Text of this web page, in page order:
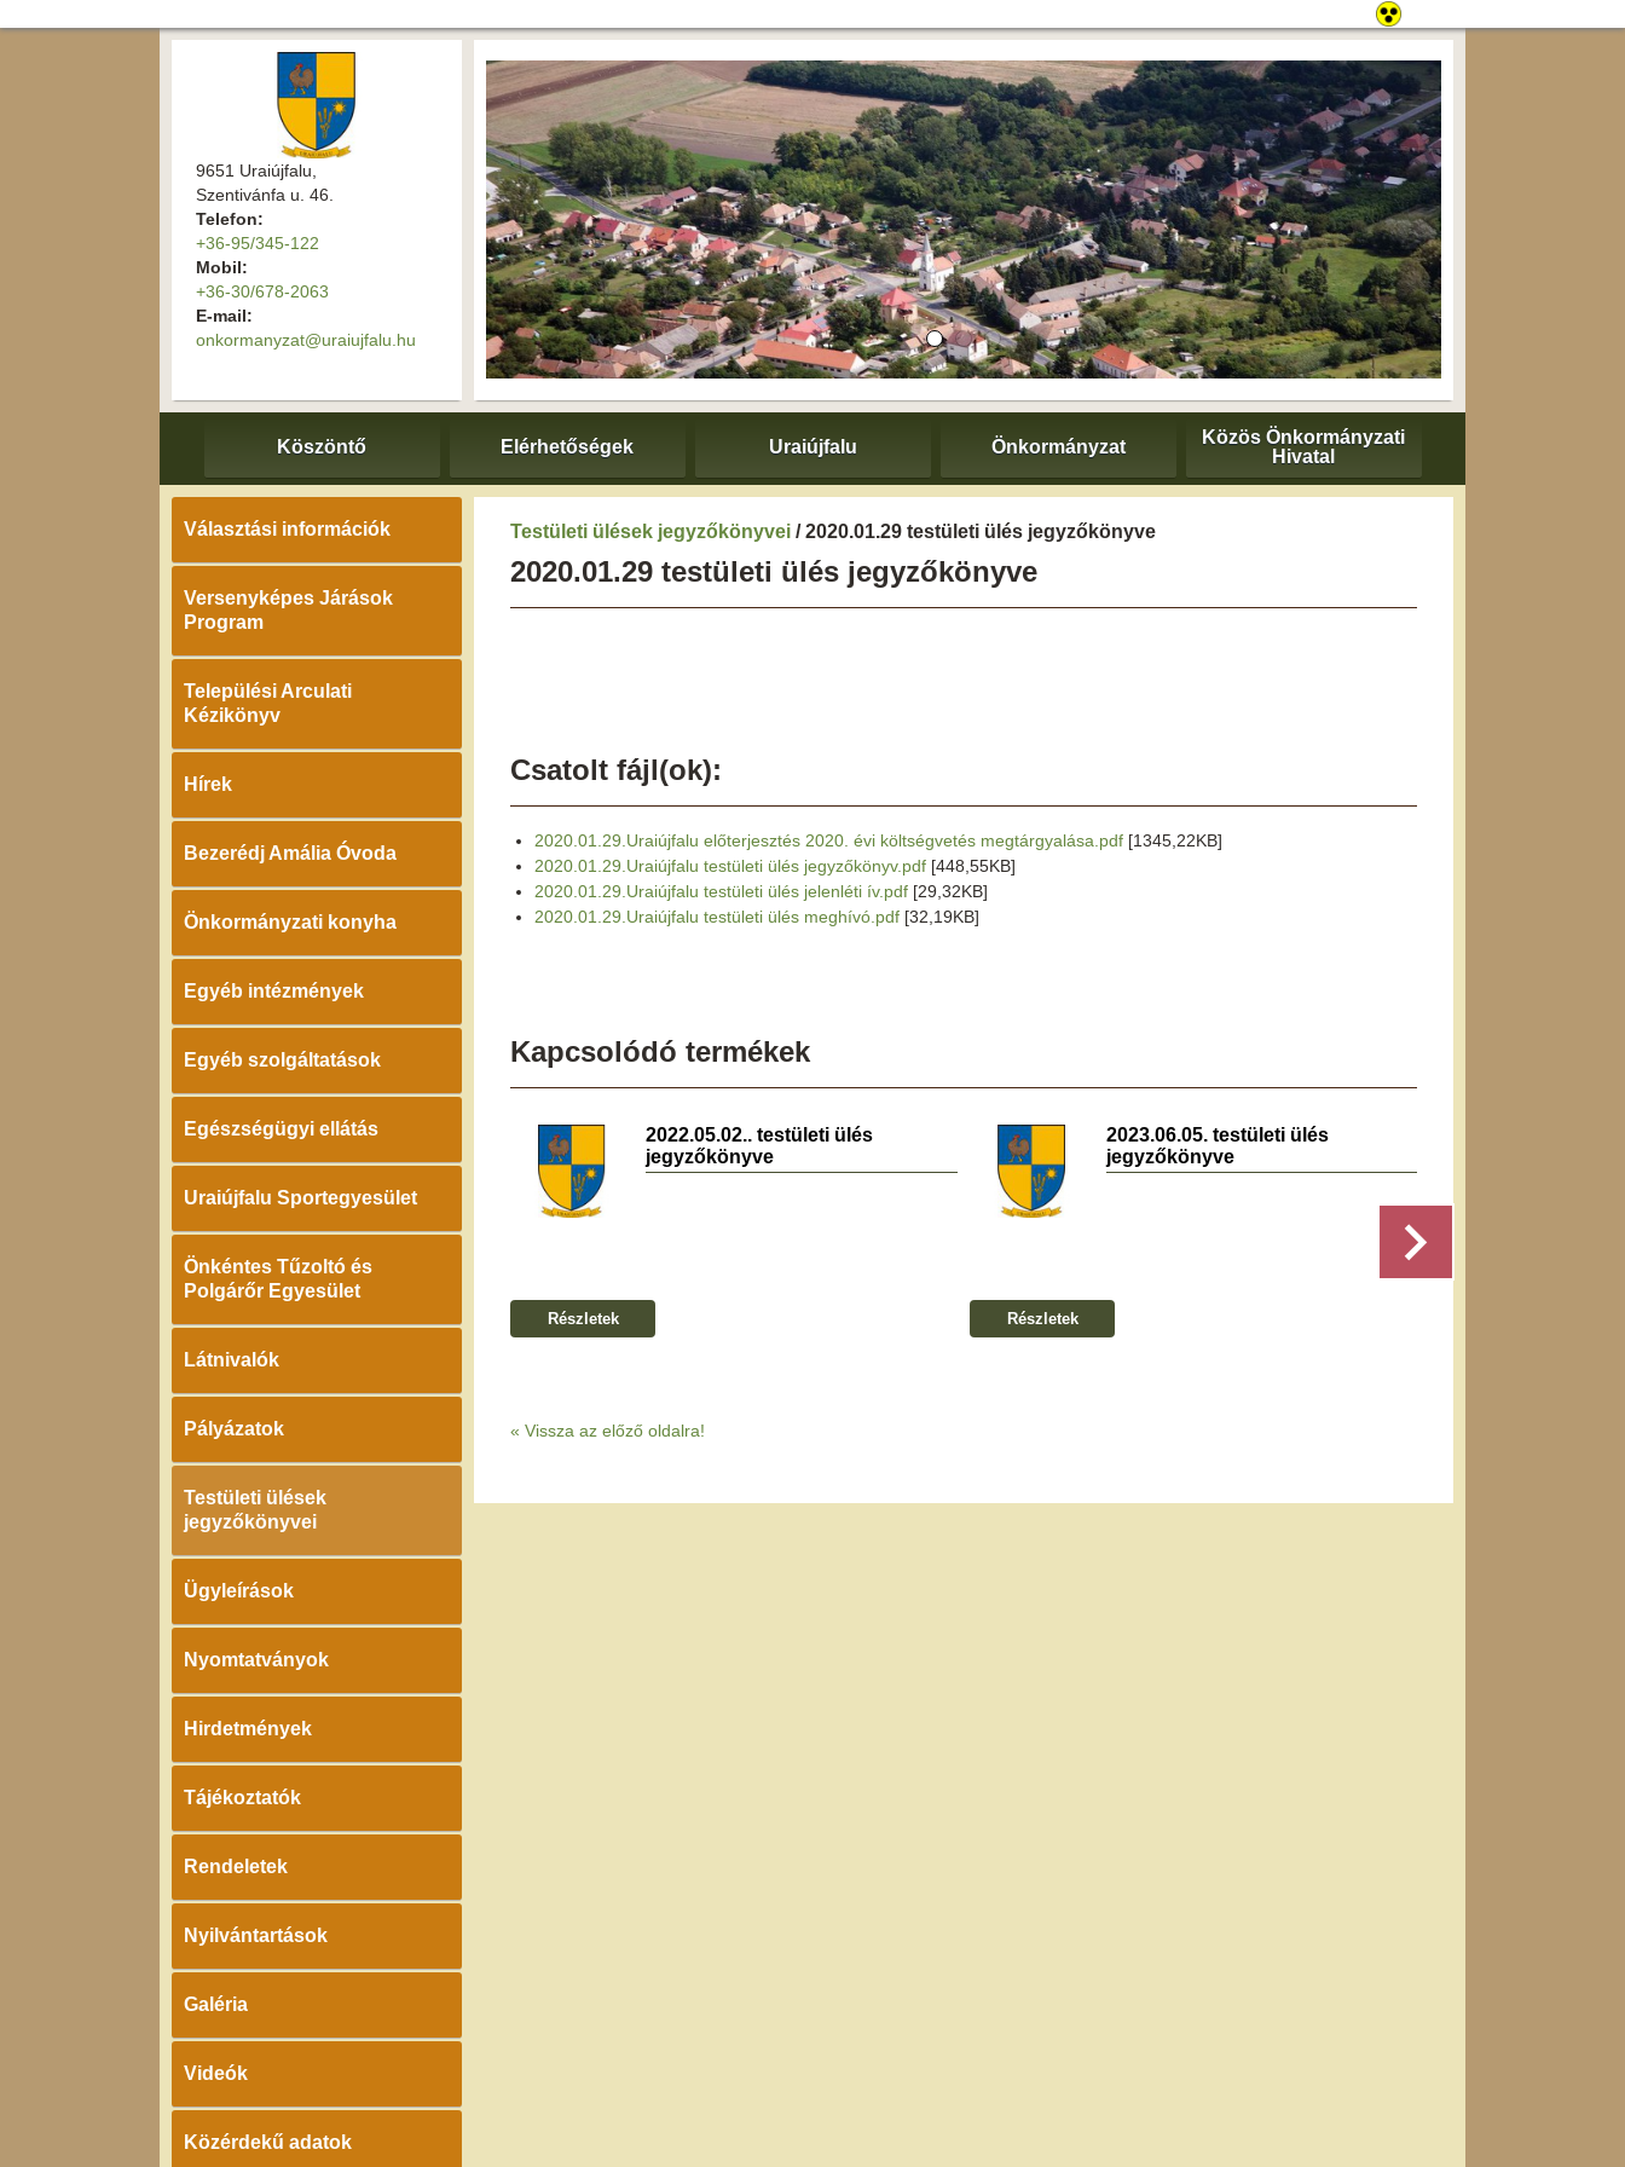
9651 Uraiújfalu,
Szentivánfa u. 46.
Telefon:
+36-95/345-122
Mobil:
+36-30/678-2063
E-mail:
onkormanyzat@uraiujfalu.hu
Köszöntő Elérhetőségek Uraiújfalu Önkormányzat
Közös Önkormányzati
Hivatal
Választási információk
Versenyképes Járások
Program
Települési Arculati
Kézikönyv
Hírek
Bezerédj Amália Óvoda
Önkormányzati konyha
Egyéb intézmények
Egyéb szolgáltatások
Egészségügyi ellátás
Uraiújfalu Sportegyesület
Önkéntes Tűzoltó és
Polgárőr Egyesület
Látnivalók
Pályázatok
Testületi ülések
jegyzőkönyvei
Ügyleírások
Nyomtatványok
Hirdetmények
Tájékoztatók
Rendeletek
Nyilvántartások
Galéria
Videók
Közérdekű adatok
Testületi ülések jegyzőkönyvei / 2020.01.29 testületi ülés jegyzőkönyve
2020.01.29 testületi ülés jegyzőkönyve
Csatolt fájl(ok):
2020.01.29.Uraiújfalu előterjesztés 2020. évi költségvetés megtárgyalása.pdf [1345,22KB]
2020.01.29.Uraiújfalu testületi ülés jegyzőkönyv.pdf [448,55KB]
2020.01.29.Uraiújfalu testületi ülés jelenléti ív.pdf [29,32KB]
2020.01.29.Uraiújfalu testületi ülés meghívó.pdf [32,19KB]
Kapcsolódó termékek
2022.05.02.. testületi ülés
jegyzőkönyve
Részletek
2023.06.05. testületi ülés
jegyzőkönyve
Részletek
« Vissza az előző oldalra!